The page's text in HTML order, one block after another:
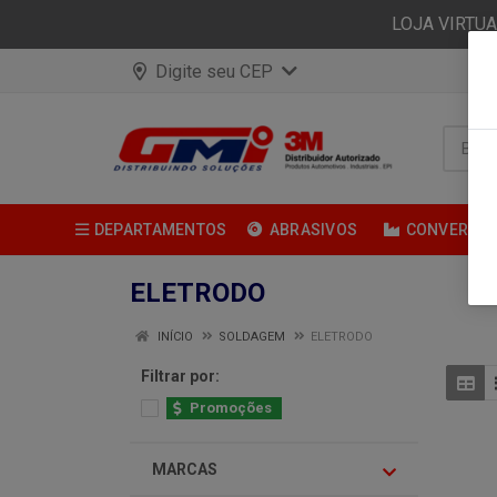
LOJA
Digite seu CEP
DEPARTAMENTOS ABRASIVOS
ELETRODO
INÍCIO SOLDAGEM ELETRODO
Filtrar por:
Promoções
MARCAS